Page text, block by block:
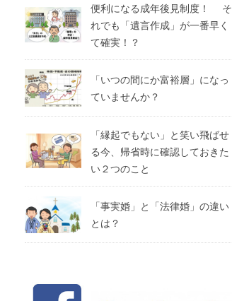
便利になる成年後見制度！ そ
れでも「遺言作成」が一番早く
て確実！？
「いつの間にか富裕層」になっ
ていませんか？
「縁起でもない」と笑い飛ばせ
る今、帰省時に確認しておきた
い２つのこと
「事実婚」と「法律婚」の違い
とは？